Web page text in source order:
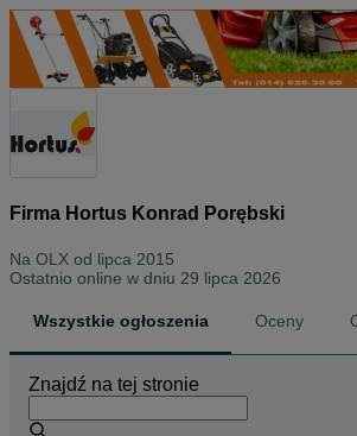
Firma Hortus Konrad Porębski
Na OLX od lipca 2015
Ostatnio online w dniu 29 lipca 2026
Wszystkie ogłoszenia Oceny
Znajdź na tej stronie